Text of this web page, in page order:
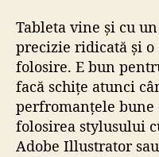
Tableta vine și cu
precizie ridicată și o
folosire. E bun
facă schițe atunci
perfromanțele
folosirea stylusului
Adobe Illustrator